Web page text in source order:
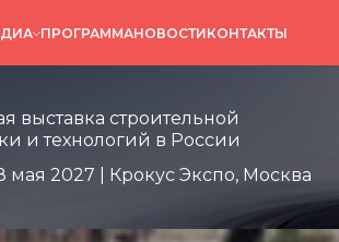
выставка строительной
и технологий в России
мая 2027 | Крокус Экспо, Москва
ПРОГРАММАНОВОСТИКОНТАКТЫ
строительной
в России